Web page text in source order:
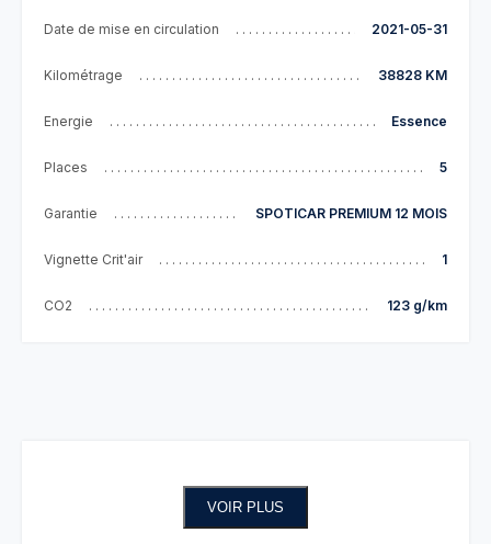
Date de mise en circulation 2021-05-31
Kilométrage 38828 KM
Energie Essence
Places 5
Garantie SPOTICAR PREMIUM 12 MOIS
Vignette Crit'air 1
CO2 123 g/km
VOIR PLUS